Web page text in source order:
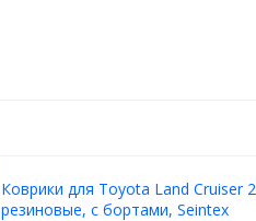
Коврики для Toyota Land Cruiser
резиновые, с бортами, Seintex